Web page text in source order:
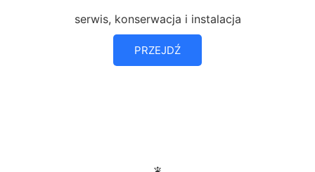
serwis, konserwacja i instalacja
PRZEJDŹ